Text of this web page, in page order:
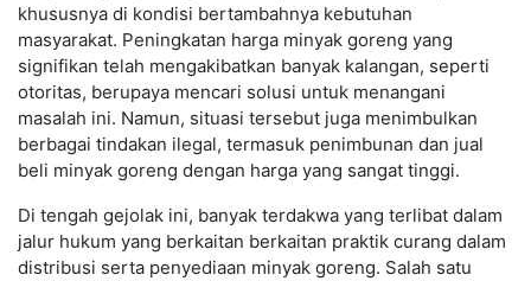
khususnya di kondisi bertambahnya kebutuhan
masyarakat. Peningkatan harga minyak goreng yang
signifikan telah mengakibatkan banyak kalangan, seperti
otoritas, berupaya mencari solusi untuk menangani
masalah ini. Namun, situasi tersebut juga menimbulkan
berbagai tindakan ilegal, termasuk penimbunan dan jual
beli minyak goreng dengan harga yang sangat tinggi.
Di tengah gejolak ini, banyak terdakwa yang terlibat dalam
jalur hukum yang berkaitan berkaitan praktik curang dalam
distribusi serta penyediaan minyak goreng. Salah satu